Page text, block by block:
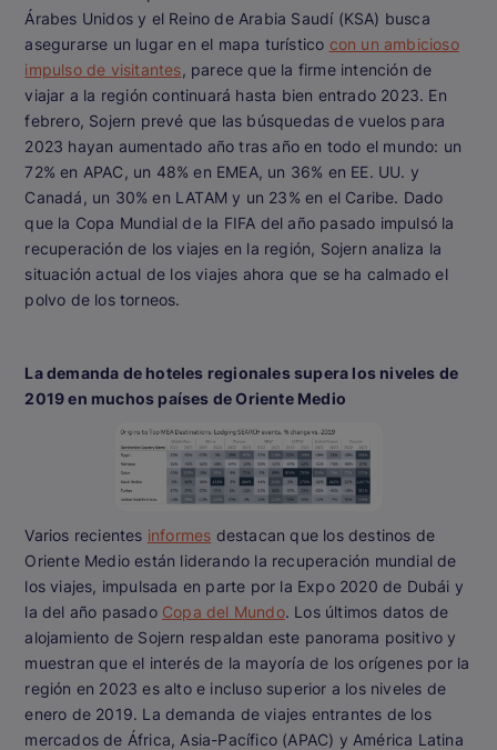
Árabes Unidos y el Reino de Arabia Saudí (KSA) busca
asegurarse un lugar en el mapa turístico con un ambicioso
impulso de visitantes, parece que la firme intención de
viajar a la región continuará hasta bien entrado 2023. En
febrero, Sojern prevé que las búsquedas de vuelos para
2023 hayan aumentado año tras año en todo el mundo: un
72% en APAC, un 48% en EMEA, un 36% en EE. UU. y
Canadá, un 30% en LATAM y un 23% en el Caribe. Dado
que la Copa Mundial de la FIFA del año pasado impulsó la
recuperación de los viajes en la región, Sojern analiza la
situación actual de los viajes ahora que se ha calmado el
polvo de los torneos.
La demanda de hoteles regionales supera los niveles de
2019 en muchos países de Oriente Medio
Varios recientes informes destacan que los destinos de
Oriente Medio están liderando la recuperación mundial de
los viajes, impulsada en parte por la Expo 2020 de Dubái y
la del año pasado Copa del Mundo. Los últimos datos de
alojamiento de Sojern respaldan este panorama positivo y
muestran que el interés de la mayoría de los orígenes por la
región en 2023 es alto e incluso superior a los niveles de
enero de 2019. La demanda de viajes entrantes de los
mercados de África, Asia-Pacífico (APAC) y América Latina